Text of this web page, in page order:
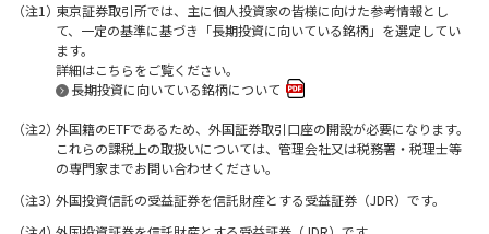
東京証券取引所では、主に個人投資家の皆様に向けた参考情報とし
て、一定の基準に基づき「長期投資に向いている銘柄」を選定してい
ます。
詳細はこちらをご覧ください。
長期投資に向いている銘柄について
外国籍のETFであるため、外国証券取引口座の開設が必要になります。
これらの課税上の取扱いについては、管理会社又は税務署・税理士等
の専門家までお問い合わせください。
外国投資信託の受益証券を信託財産とする受益証券（JDR）です。